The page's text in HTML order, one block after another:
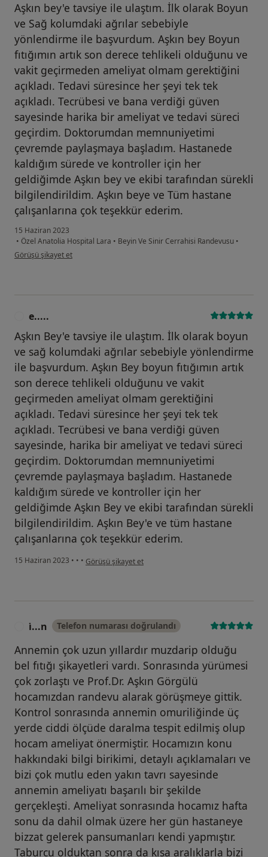
Aşkın bey'e tavsiye ile ulaştım. İlk olarak Boyun
ve Sağ kolumdaki ağrılar sebebiyle
yönlendirme ile başvurdum. Aşkın bey Boyun
fıtığımın artık son derece tehlikeli olduğunu ve
vakit geçirmeden ameliyat olmam gerektiğini
açıkladı. Tedavi süresince her şeyi tek tek
açıkladı. Tecrübesi ve bana verdiği güven
sayesinde harika bir ameliyat ve tedavi süreci
geçirdim. Doktorumdan memnuniyetimi
çevremde paylaşmaya başladım. Hastanede
kaldığım sürede ve kontroller için her
geldiğimde Aşkın bey ve ekibi tarafından sürekli
bilgilendirildim. Aşkın beye ve Tüm hastane
çalışanlarına çok teşekkür ederim.
15 Haziran 2023
• Özel Anatolia Hospital Lara • Beyin Ve Sinir Cerrahisi Randevusu •
kullanıcının görüşüne göre er...
Görüşü şikayet et
e.....
Aşkın Bey'e tavsiye ile ulaştım. İlk olarak boyun
ve sağ kolumdaki ağrılar sebebiyle yönlendirme
ile başvurdum. Aşkın Bey boyun fıtığımın artık
son derece tehlikeli olduğunu ve vakit
geçirmeden ameliyat olmam gerektiğini
açıkladı. Tedavi süresince her şeyi tek tek
açıkladı. Tecrübesi ve bana verdiği güven
sayesinde, harika bir ameliyat ve tedavi süreci
geçirdim. Doktorumdan memnuniyetimi
çevremde paylaşmaya başladım. Hastanede
kaldığım sürede ve kontroller için her
geldiğimde Aşkın Bey ve ekibi tarafından sürekli
bilgilendirildim. Aşkın Bey'e ve tüm hastane
çalışanlarına çok teşekkür ederim.
15 Haziran 2023 • • • kullanıcının görüşüne göre e.....
Görüşü şikayet et
i̇...n Telefon numarası doğrulandı
Annemin çok uzun yıllardır muzdarip olduğu
bel fıtığı şikayetleri vardı. Sonrasında yürümesi
çok zorlaştı ve Prof.Dr. Aşkın Görgülü
hocamızdan randevu alarak görüşmeye gittik.
Kontrol sonrasında annemin omuriliğinde üç
yerde ciddi ölçüde daralma tespit edilmiş olup
hocam ameliyat önermiştir. Hocamızın konu
hakkındaki bilgi birikimi, detaylı açıklamaları ve
bizi çok mutlu eden yakın tavrı sayesinde
annemin ameliyatı başarılı bir şekilde
gerçekleşti. Ameliyat sonrasında hocamız hafta
sonu da dahil olmak üzere her gün hastaneye
bizzat gelerek pansumanları kendi yapmıştır.
Taburcu olduktan sonra da kısa aralıklarla bizi